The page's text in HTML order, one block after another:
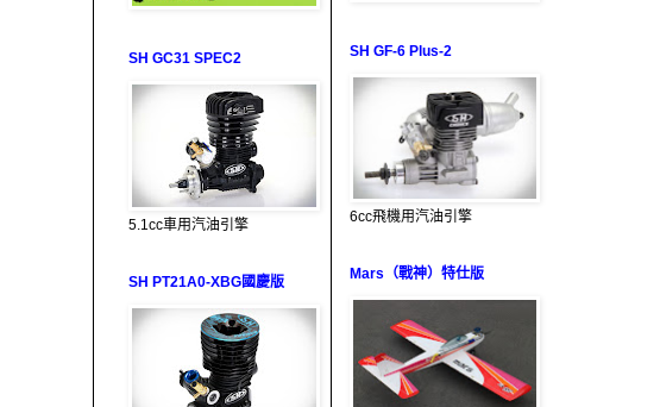
SH GC31 SPEC2
5.1cc車用汽油引擎
SH PT21A0-XBG國慶版
SH GF-6 Plus-2
6cc飛機用汽油引擎
Mars（戰神）特仕版